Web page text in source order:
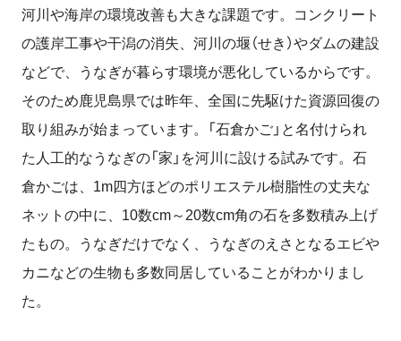
河川や海岸の環境改善も大きな課題です。コンクリート
の護岸工事や干潟の消失、河川の堰（せき）やダムの建設
などで、うなぎが暮らす環境が悪化しているからです。
そのため鹿児島県では昨年、全国に先駆けた資源回復の
取り組みが始まっています。「石倉かご」と名付けられ
た人工的なうなぎの「家」を河川に設ける試みです。石
倉かごは、1m四方ほどのポリエステル樹脂性の丈夫な
ネットの中に、10数cm～20数cm角の石を多数積み上げ
たもの。うなぎだけでなく、うなぎのえさとなるエビや
カニなどの生物も多数同居していることがわかりまし
た。